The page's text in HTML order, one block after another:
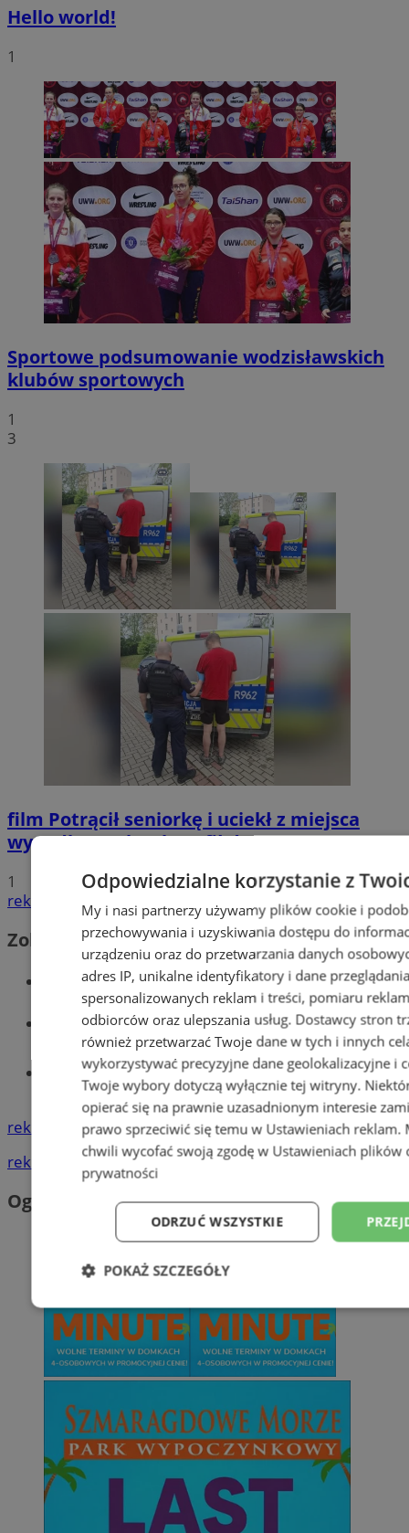
Hello world!
1
Sportowe podsumowanie wodzisławskich
klubów sportowych
1
3
film Potrącił seniorkę i uciekł z miejsca
wypadku. 20-latek trafił do aresztu
1
reklama
Zobacz również
Wiadomości kryminalne w Wodzisławiu
Wiadomości lokalne
Tworzenie stron www - Wodzisław
reklama
reklama
Ogłoszenia
Odpowiedzialne korzystanie z
My i nasi partnerzy używamy plików cookie i
przechowywania i uzyskiwania dostępu do
urządzeniu oraz do przetwarzania danych
adres IP, unikalne identyfikatory i dane
spersonalizowanych reklam i treści, pomiaru
odbiorców oraz ulepszania usług. Dostawcy stron
również przetwarzać Twoje dane w tych i innych
wykorzystywać precyzyjne dane geolokalizacyjne i
Twoje wybory dotyczą wyłącznie tej witryny.
opierać się na prawnie uzasadnionym interesie
prawo sprzeciwić się temu w Ustawieniach reklam.
chwili wycofać swoją zgodę w Ustawieniach plików
prywatności
ODRZUĆ WSZYSTKIE
POKAŻ SZCZEGÓŁY
Niezbędne Wydajność
Niesklasyfikowane
Wydajność